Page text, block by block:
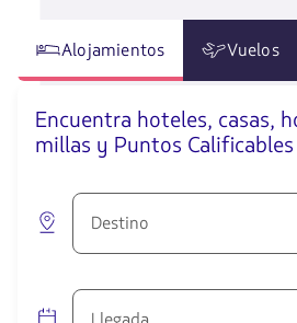
Alojamientos Vuelos
Encuentra hoteles, casas,
millas y Puntos Calificables
Destino